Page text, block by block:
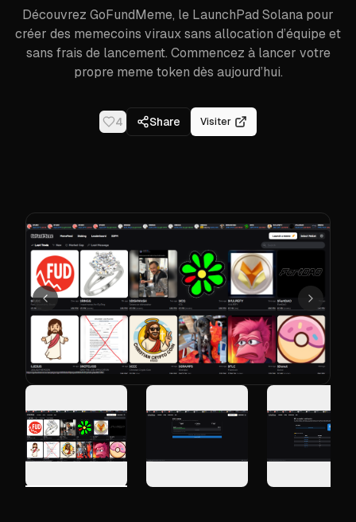
Découvrez GoFundMeme, le LaunchPad Solana pour
créer des memecoins viraux sans allocation d’équipe et
sans frais de lancement. Commencez à lancer votre
propre meme token dès aujourd’hui.
4 Share Visiter
Précédent Suivant